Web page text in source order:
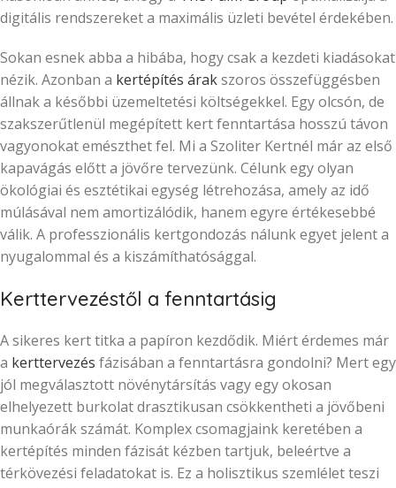
digitális rendszereket a maximális üzleti bevétel érdekében.
Sokan esnek abba a hibába, hogy csak a kezdeti kiadásokat
nézik. Azonban a kertépítés árakszoros összefüggésben
állnak a későbbi üzemeltetési költségekkel. Egy olcsón, de
szakszerűtlenül megépített kert fenntartása hosszú távon
vagyonokat emészthet fel. Mi a Szoliter Kertnél már az első
kapavágás előtt a jövőre tervezünk. Célunk egy olyan
ökológiai és esztétikai egység létrehozása, amely az idő
múlásával nem amortizálódik, hanem egyre értékesebbé
válik. A professzionális kertgondozás nálunk egyet jelent a
nyugalommal és a kiszámíthatósággal.
Kerttervezéstől a fenntartásig
A sikeres kert titka a papíron kezdődik. Miért érdemes már
a kerttervezés fázisában a fenntartásra gondolni? Mert egy
jól megválasztott növénytársítás vagy egy okosan
elhelyezett burkolat drasztikusan csökkentheti a jövőbeni
munkaórák számát. Komplex csomagjaink keretében a
kertépítés minden fázisát kézben tartjuk, beleértve a
térkövezési feladatokat is. Ez a holisztikus szemlélet teszi